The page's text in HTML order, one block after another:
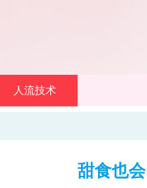
人流技术
甜食也